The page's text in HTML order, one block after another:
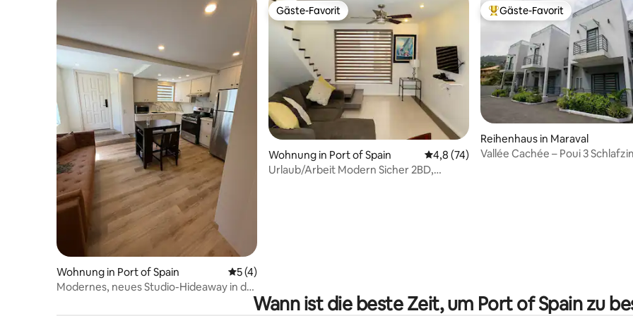
Wohnung in Port of Spain Durchschnittliche Bewertung: 5 von 5, 4 Bewertungen
5 (4)
Modernes, neues Studio-Hideaway in der
Gäste-Favorit
Gäste-Favorit
Wohnung in Port of Spain Durchschnittliche Bewertung: 4,8 von 5,
4,8 (74)
Urlaub/Arbeit Modern Sicher 2BD,
Beliebter Gäste-Favorit.
Gäste-Favorit
Reihenhaus in Maraval
Vallée Cachée – Poui 3
Wann ist die beste Zeit, um Port of Spain zu